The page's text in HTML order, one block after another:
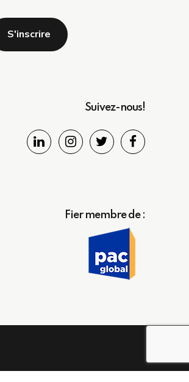
Suivez-nous!
Fier membre de :